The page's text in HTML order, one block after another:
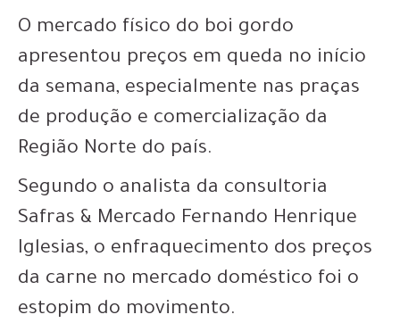
O mercado físico do boi gordo
apresentou preços em queda no início
da semana, especialmente nas praças
de produção e comercialização da
Região Norte do país.
Segundo o analista da consultoria
Safras & Mercado Fernando Henrique
Iglesias, o enfraquecimento dos preços
da carne no mercado doméstico foi o
estopim do movimento.